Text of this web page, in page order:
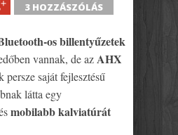
3 HOZZÁSZÓLÁS
os billentyűzetek
vannak, de azAHX
persze saját fejlesztésű
látta egy
mobilabb kalviatúrát